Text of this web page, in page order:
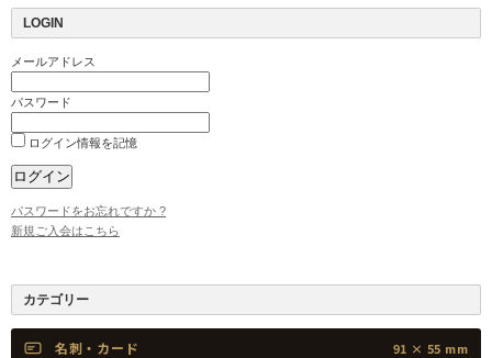
LOGIN
メールアドレス
パスワード
ログイン情報を記憶
パスワードをお忘れですか ?
新規ご入会はこちら
カテゴリー
名刺・カード 91 × 55 mm